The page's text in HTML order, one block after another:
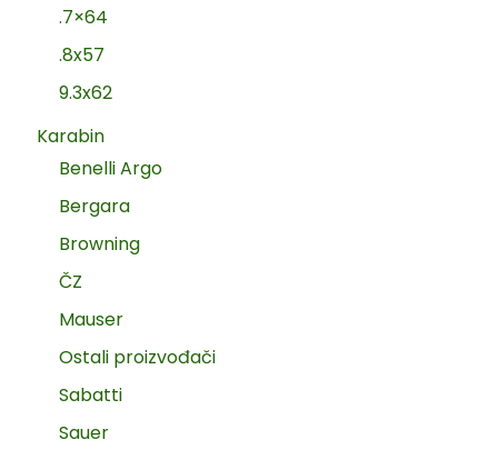
.7×64
.8x57
9.3x62
Karabin
Benelli Argo
Bergara
Browning
ČZ
Mauser
Ostali proizvođači
Sabatti
Sauer